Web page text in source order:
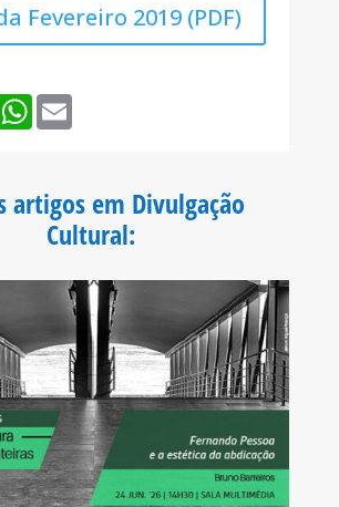
Fevereiro 2019 (PDF)
w
W
A
p
E
artigos em Divulgação
Cultural: